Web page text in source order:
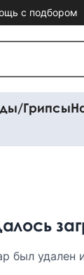
с подбором
Грипсы
был удален